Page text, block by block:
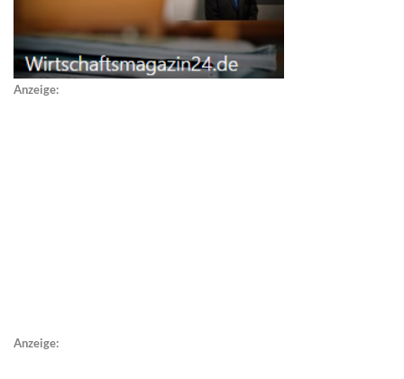
Anzeige:
Anzeige: